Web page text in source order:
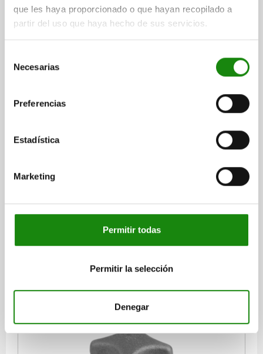
que les haya proporcionado o que hayan recopilado a
partir del uso que haya hecho de sus servicios.
Necesarias
Preferencias
Estadística
Marketing
Permitir todas
Permitir la selección
Denegar
06160 C
EMPUÑADURA EN CRUZ DIN6335, FORMA:C, D=16,
DIÁMETRO EXTERIOR=80
H3=30 PROFUNDIDAD DE PERFORACIÓN=28 T1=32